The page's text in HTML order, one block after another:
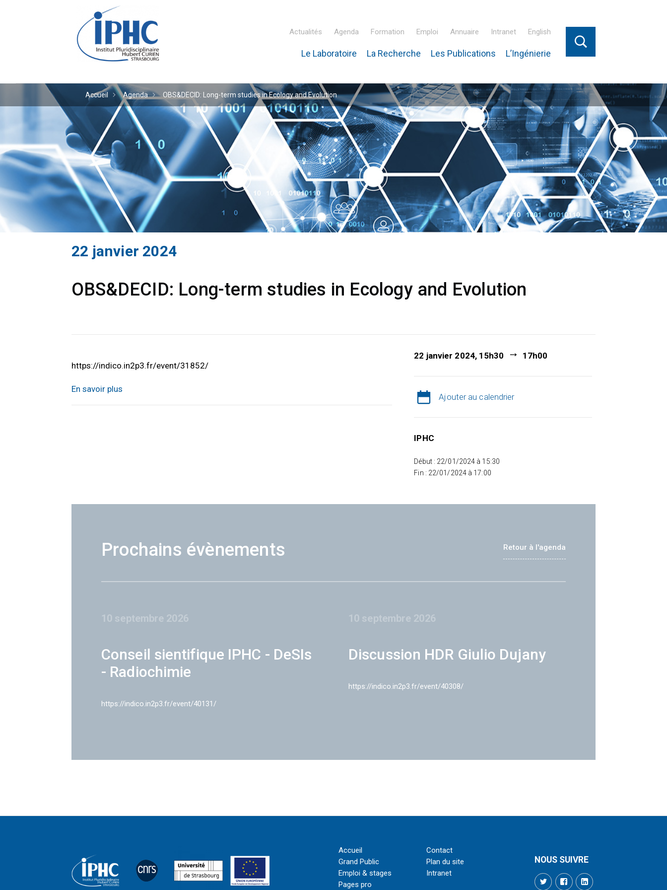
Institut pluridisciplinaire Hubert Curien – IPHC
Actualités Agenda Formation Emploi Annuaire Intranet English
Le Laboratoire La Recherche Les Publications L’Ingénierie
Accueil Agenda OBS&DECID: Long-term studies in Ecology and Evolution
22 janvier 2024
OBS&DECID: Long-term studies in Ecology and Evolution
https://indico.in2p3.fr/event/31852/
En savoir plus
22 janvier 2024, 15h30 17h00
Ajouter au calendrier
IPHC
Début : 22/01/2024 à 15:30
Fin : 22/01/2024 à 17:00
Prochains évènements Retour à l'agenda
10 septembre 2026
Conseil sientifique IPHC - DeSIs
- Radiochimie
https://indico.in2p3.fr/event/40131/
10 septembre 2026
Discussion HDR Giulio Dujany
https://indico.in2p3.fr/event/40308/
Accueil
Grand Public
Emploi & stages
Pages pro
Contact
Plan du site
Intranet
NOUS SUIVRE
TwitterFacebookLinkedIn